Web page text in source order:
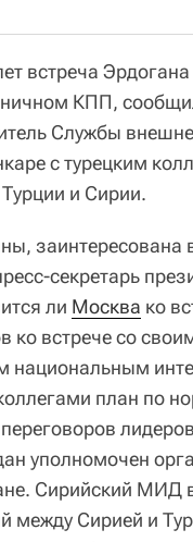
встреча
КПП,
Службы
с турецким
и Сирии.
секретарь
ли Москва ко
ко встрече со
национальным
план по
уполномочен
Сирийский МИД
между Сирией и